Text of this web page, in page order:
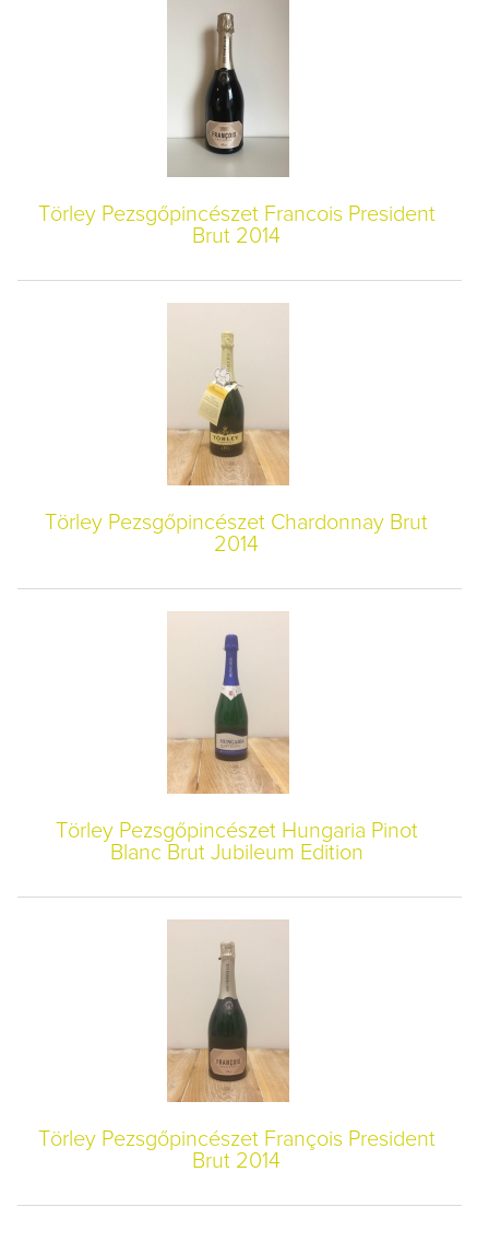
Törley Pezsgőpincészet Francois President
Brut 2014
Törley Pezsgőpincészet Chardonnay Brut
2014
Törley Pezsgőpincészet Hungaria Pinot
Blanc Brut Jubileum Edition
Törley Pezsgőpincészet François President
Brut 2014